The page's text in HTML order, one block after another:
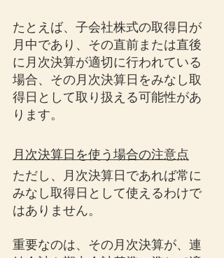
たとえば、子会社株式の取得日が
月中であり、その直前または直後
に月次決算が適切に行われている
場合、その月次決算日をみなし取
得日として取り扱える可能性があ
ります。
月次決算日を使う場合の注意点
ただし、月次決算日であれば常に
みなし取得日として使えるわけで
はありません。
重要なのは、その月次決算が、連